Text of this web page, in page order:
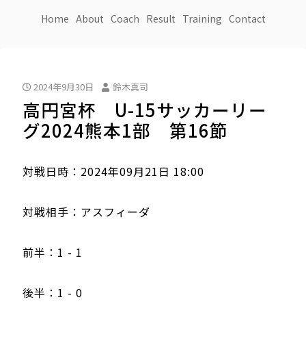
Home About Coach Result Training Contact
2024年9月30日 鈴木真司
高円宮杯 U-15サッカーリー
グ2024熊本1部 第16節
対戦日時：2024年09月21日 18:00
対戦相手：アスフィーダ
前半：1 - 1
後半：1 - 0